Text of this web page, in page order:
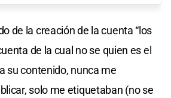
de la creación de la cuenta “los
de la cual no se quien es el
su contenido, nunca me
solo me etiquetaban (no se